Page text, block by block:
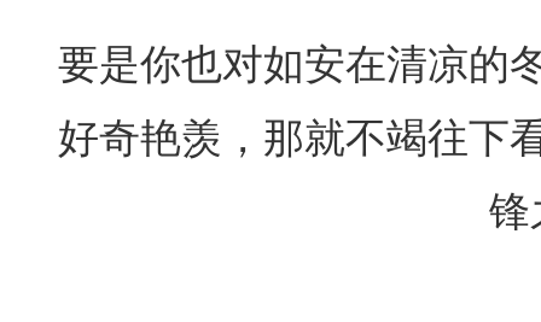
要是你也对如安在清凉的
好奇艳羡，那就不竭往下
锋